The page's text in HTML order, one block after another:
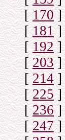
[170]
[181]
[192]
[203]
[214]
[225]
[236]
[247]